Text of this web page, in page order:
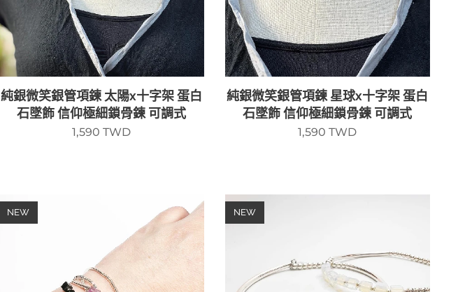
純銀微笑銀管項鍊 太陽x十字架 蛋白
石墜飾 信仰極細鎖骨鍊 可調式
1,590 TWD
純銀微笑銀管項鍊 星球x十字架 蛋白
石墜飾 信仰極細鎖骨鍊 可調式
1,590 TWD
NEW NEW